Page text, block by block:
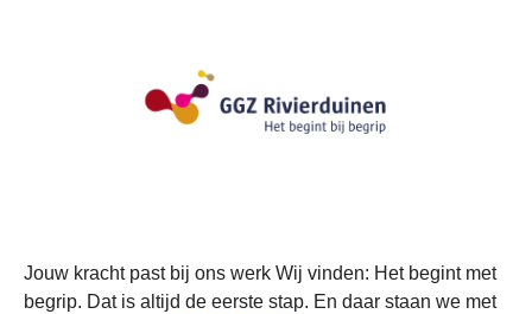
Jouw kracht past bij ons werk Wij vinden: Het begint met
begrip. Dat is altijd de eerste stap. En daar staan we met